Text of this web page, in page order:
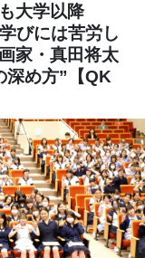
大学以降
びには苦労し
家・真田将太
深め方”【QK